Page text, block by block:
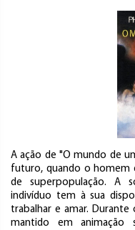
A ação de "O mundo de
futuro, quando o homem
de superpopulação. A
indivíduo tem à sua
trabalhar e amar. Durante
mantido em animação